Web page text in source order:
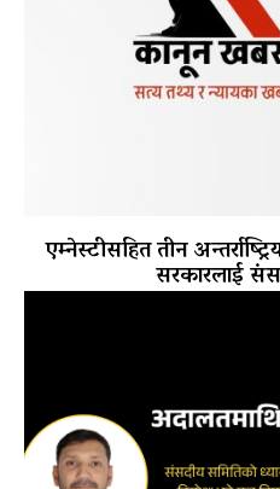
एम्नेस्टीसहित तीन
सरकारलाई